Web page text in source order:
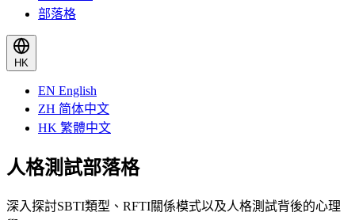
部落格
HK
EN English
ZH 简体中文
HK 繁體中文
人格測試部落格
深入探討SBTI類型、RFTI關係模式以及人格測試背後的心理